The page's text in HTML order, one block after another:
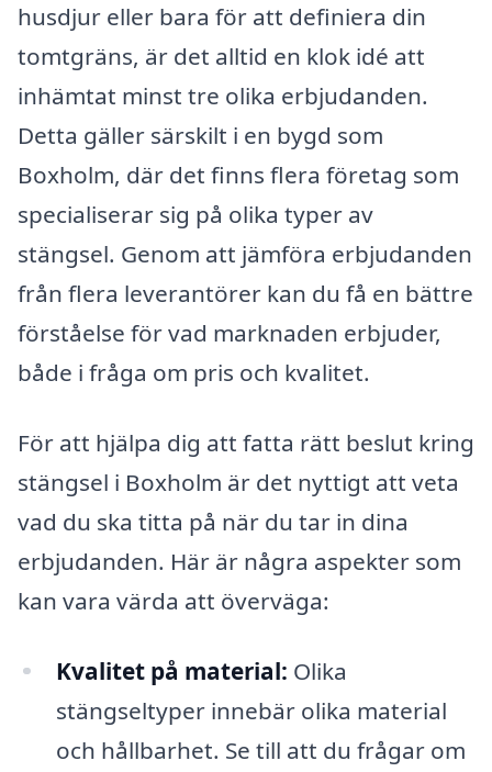
husdjur eller bara för att definiera din
tomtgräns, är det alltid en klok idé att
inhämtat minst tre olika erbjudanden.
Detta gäller särskilt i en bygd som
Boxholm, där det finns flera företag som
specialiserar sig på olika typer av
stängsel. Genom att jämföra erbjudanden
från flera leverantörer kan du få en bättre
förståelse för vad marknaden erbjuder,
både i fråga om pris och kvalitet.
För att hjälpa dig att fatta rätt beslut kring
stängsel i Boxholm är det nyttigt att veta
vad du ska titta på när du tar in dina
erbjudanden. Här är några aspekter som
kan vara värda att överväga:
Kvalitet på material: Olika
stängseltyper innebär olika material
och hållbarhet. Se till att du frågar om